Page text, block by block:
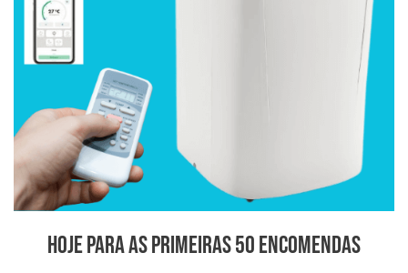
hoje para as primeiras 50 encomendas